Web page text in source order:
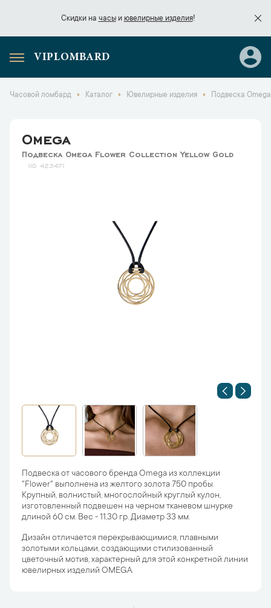
Скидки на часыи ювелирные изделия!
Скидки начасы
VIPLOMBARD
Часовой ломбард Каталог Ювелирные изделия Подвеска
Omega
Подвеска Omega Flower Collection Yellow Gold
42347
Подвеска от часового бренда Omega из коллекции
"Flower" выполнена из желтого золота 750 пробы.
Крупный, волнистый, многослойный круглый кулон,
изготовленный подвешен на черном тканевом шнурке
длиной 60 см. Вес - 11,30 гр. Диаметр 33 мм.
Дизайн отличается перекрывающимися, плавными
золотыми кольцами, создающими стилизованный
цветочный мотив, характерный для этой конкретной линии
ювелирных изделий OMEGA.